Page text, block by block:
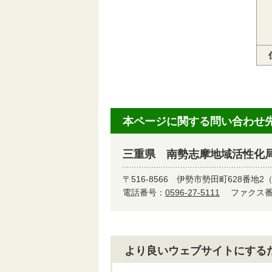
本ページに関する問い合わせ
三重県 南勢志摩地域活性化
〒516-8566 伊勢市勢田町628番地2
電話番号： 0596-27-5111 ファクス
より良いウェブサイトにす